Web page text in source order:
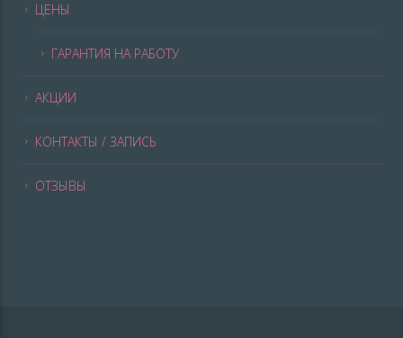
ЦЕНЫ
ГАРАНТИЯ НА РАБОТУ
АКЦИИ
КОНТАКТЫ / ЗАПИСЬ
ОТЗЫВЫ